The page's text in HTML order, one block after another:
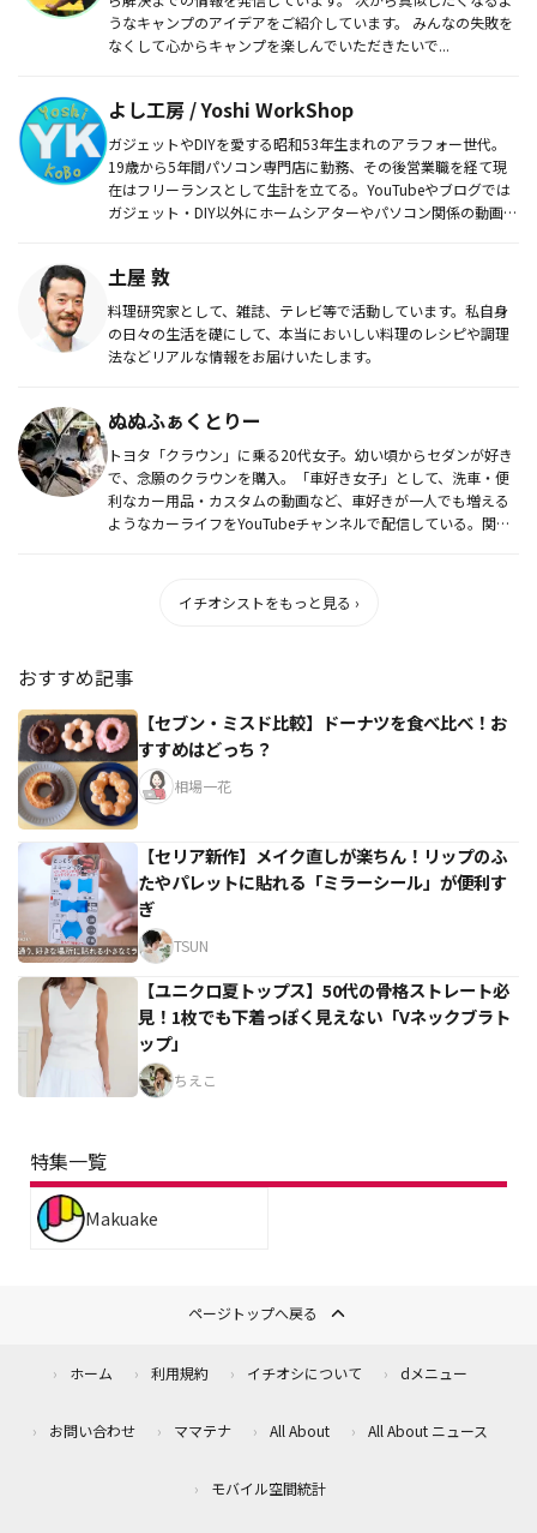
うなキャンプのアイデアをご紹介しています。 みんなの失敗を
なくして心からキャンプを楽しんでいただきたいで...
よし工房 / Yoshi WorkShop
ガジェットやDIYを愛する昭和53年生まれのアラフォー世代。
19歳から5年間パソコン専門店に勤務、その後営業職を経て現
在はフリーランスとして生計を立てる。YouTubeやブログでは
ガジェット・DIY以外にホームシアターやパソコン関係の動画
土屋 敦
料理研究家として、雑誌、テレビ等で活動しています。私自身
の日々の生活を礎にして、本当においしい料理のレシピや調理
法などリアルな情報をお届けいたします。
ぬぬふぁくとりー
トヨタ「クラウン」に乗る20代女子。幼い頃からセダンが好き
で、念願のクラウンを購入。「車好き女子」として、洗車・便
利なカー用品・カスタムの動画など、車好きが一人でも増える
ようなカーライフをYouTubeチャンネルで配信している。関東
イチオシストをもっと見る ›
おすすめ記事
【セブン・ミスド比較】ドーナツを食べ比べ！お
すすめはどっち？
相場一花
【セリア新作】メイク直しが楽ちん！リップのふ
たやパレットに貼れる「ミラーシール」が便利す
ぎ
TSUN
【ユニクロ夏トップス】50代の骨格ストレート必
見！1枚でも下着っぽく見えない「Vネックブラト
ップ」
ちえこ
特集一覧
Makuake
ページトップへ戻る
ホーム 利用規約 イチオシについて dメニュー
お問い合わせ ママテナ All About All About ニュース
モバイル空間統計